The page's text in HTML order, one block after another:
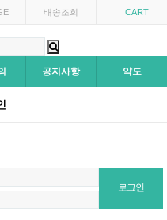
배송조회 CART
공지사항 약도